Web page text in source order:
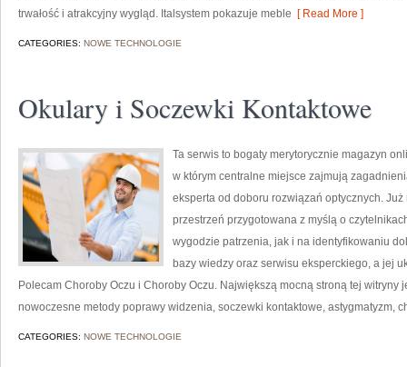
trwałość i atrakcyjny wygląd. Italsystem pokazuje meble [ Read More ]
CATEGORIES: NOWE TECHNOLOGIE
Okulary i Soczewki Kontaktowe
Ta serwis to bogaty merytorycznie magazyn
w którym centralne miejsce zajmują
eksperta od doboru rozwiązań optycznych.
przestrzeń przygotowana z myślą o
wygodzie patrzenia, jak i na identyfikowaniu
bazy wiedzy oraz serwisu eksperckiego, a jej
Polecam Choroby Oczu i Choroby Oczu. Największą mocną stroną tej witryny
nowoczesne metody poprawy widzenia, soczewki kontaktowe, astygmatyzm,
CATEGORIES: NOWE TECHNOLOGIE